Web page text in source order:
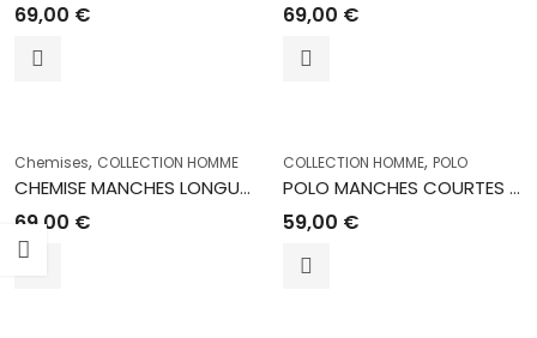
69,00 € 69,00 €
Chemises, COLLECTION HOMME
CHEMISE MANCHES LONGUES TRIN OL
69,00 €
COLLECTION HOMME, POLO
POLO MANCHES COURTES 4770 CORAIL
59,00 €